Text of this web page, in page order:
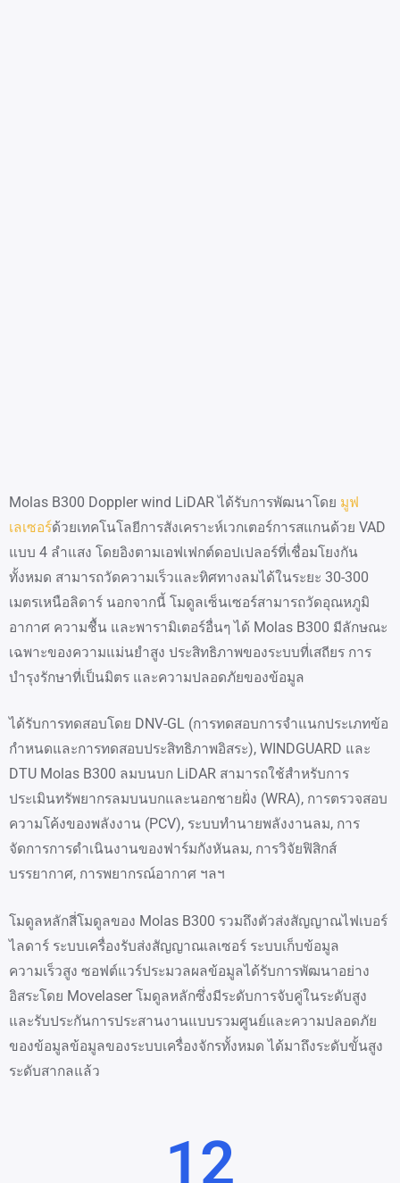
Molas B300 Doppler wind LiDAR ได้รับการพัฒนาโดย มูฟ
เลเซอร์ด้วยเทคโนโลยีการสังเคราะห์เวกเตอร์การสแกนด้วย VAD
แบบ 4 ลำแสง โดยอิงตามเอฟเฟกต์ดอปเปลอร์ที่เชื่อมโยงกัน
ทั้งหมด สามารถวัดความเร็วและทิศทางลมได้ในระยะ 30-300
เมตรเหนือลิดาร์ นอกจากนี้ โมดูลเซ็นเซอร์สามารถวัดอุณหภูมิ
อากาศ ความชื้น และพารามิเตอร์อื่นๆ ได้ Molas B300 มีลักษณะ
เฉพาะของความแม่นยำสูง ประสิทธิภาพของระบบที่เสถียร การ
บำรุงรักษาที่เป็นมิตร และความปลอดภัยของข้อมูล
ได้รับการทดสอบโดย DNV-GL (การทดสอบการจำแนกประเภทข้อ
กำหนดและการทดสอบประสิทธิภาพอิสระ), WINDGUARD และ
DTU Molas B300 ลมบนบก LiDAR สามารถใช้สำหรับการ
ประเมินทรัพยากรลมบนบกและนอกชายฝั่ง (WRA), การตรวจสอบ
ความโค้งของพลังงาน (PCV), ระบบทำนายพลังงานลม, การ
จัดการการดำเนินงานของฟาร์มกังหันลม, การวิจัยฟิสิกส์
บรรยากาศ, การพยากรณ์อากาศ ฯลฯ
โมดูลหลักสี่โมดูลของ Molas B300 รวมถึงตัวส่งสัญญาณไฟเบอร์
ไลดาร์ ระบบเครื่องรับส่งสัญญาณเลเซอร์ ระบบเก็บข้อมูล
ความเร็วสูง ซอฟต์แวร์ประมวลผลข้อมูลได้รับการพัฒนาอย่าง
อิสระโดย Movelaser โมดูลหลักซึ่งมีระดับการจับคู่ในระดับสูง
และรับประกันการประสานงานแบบรวมศูนย์และความปลอดภัย
ของข้อมูลข้อมูลของระบบเครื่องจักรทั้งหมด ได้มาถึงระดับขั้นสูง
ระดับสากลแล้ว
12